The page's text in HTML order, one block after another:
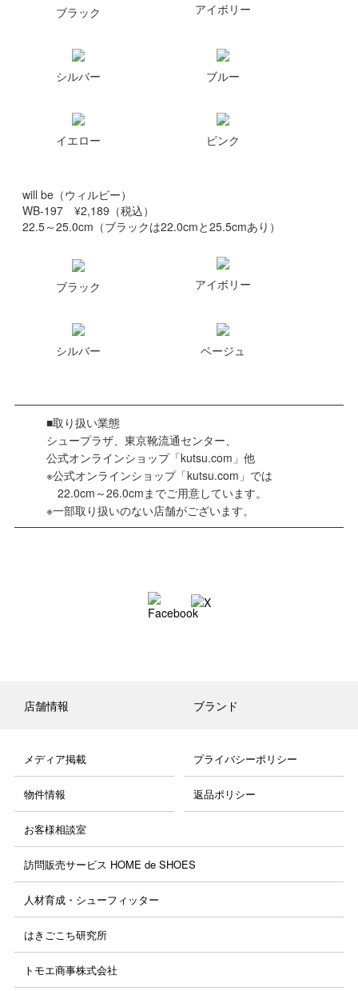
ブラック アイボリー
シルバー ブルー
イエロー ピンク
will be（ウィルビー）
WB-197 ¥2,189（税込）
22.5～25.0cm（ブラックは22.0cmと25.5cmあり）
ブラック アイボリー
シルバー ベージュ
■取り扱い業態
シュープラザ、東京靴流通センター、
公式オンラインショップ「kutsu.com」他
※公式オンラインショップ「kutsu.com」では
22.0cm～26.0cmまでご用意しています。
※一部取り扱いのない店舗がございます。
店舗情報 ブランド
メディア掲載 プライバシーポリシー
物件情報 返品ポリシー
お客様相談室
訪問販売サービス HOME de SHOES
人材育成・シューフィッター
はきごこち研究所
トモエ商事株式会社